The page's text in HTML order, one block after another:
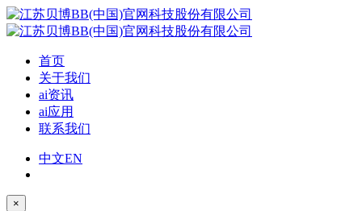
首页
关于我们
ai资讯
ai应用
联系我们
中文EN
×